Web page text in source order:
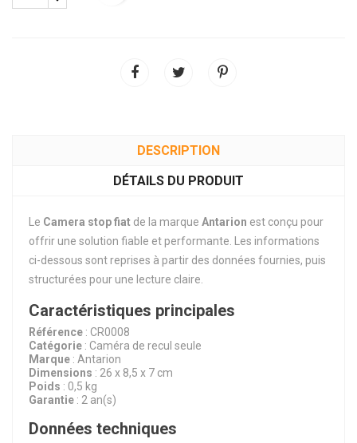
DESCRIPTION
DÉTAILS DU PRODUIT
Le Camera stop fiat de la marque Antarion est conçu pour
offrir une solution fiable et performante. Les informations
ci-dessous sont reprises à partir des données fournies, puis
structurées pour une lecture claire.
Caractéristiques principales
Référence : CR0008
Catégorie : Caméra de recul seule
Marque : Antarion
Dimensions : 26 x 8,5 x 7 cm
Poids : 0,5 kg
Garantie : 2 an(s)
Données techniques